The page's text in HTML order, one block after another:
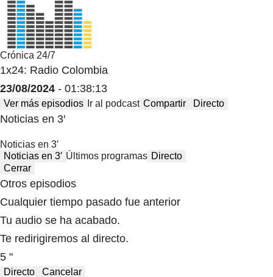
Crónica 24/7
1x24: Radio Colombia
23/08/2024 - 01:38:13
Ver más episodios Ir al podcast Compartir Directo
Noticias en 3′
Noticias en 3′
Noticias en 3′ Últimos programas Directo
Cerrar
Otros episodios
Cualquier tiempo pasado fue anterior
Tu audio se ha acabado.
Te redirigiremos al directo.
5 "
Directo
Cancelar